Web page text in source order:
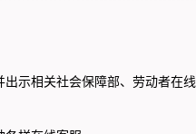
示相关社会保障部、劳动者在线